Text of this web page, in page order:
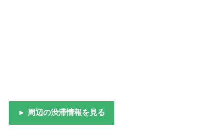
► 周辺の渋滞情報を見る